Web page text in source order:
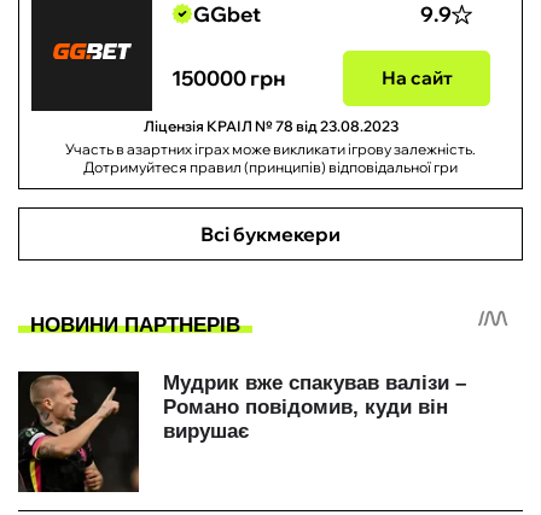
GGbet 9.9
150000 грн На сайт
Ліцензія КРАІЛ № 78 від 23.08.2023
Участь в азартних іграх може викликати ігрову залежність.
Дотримуйтеся правил (принципів) відповідальної гри
Всі букмекери